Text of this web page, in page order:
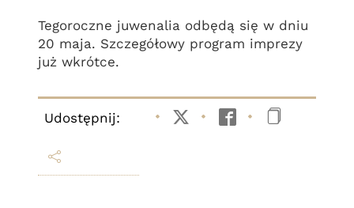
Tegoroczne juwenalia odbędą się w dniu
20 maja. Szczegółowy program imprezy
już wkrótce.
Udostępnij:
TwitterFacebook